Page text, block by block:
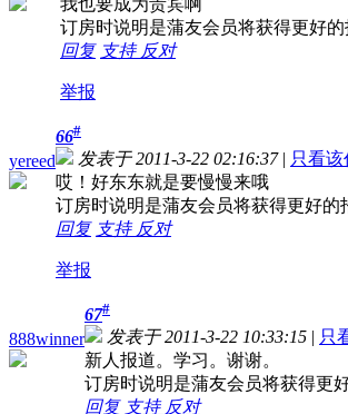
我也要成为贵宾啊
订房时说明是蒲友会员将获得更好
回复 支持 反对
举报
yereed
66#
发表于 2011-3-22 02:16:37 | 只看该
哎！好东东就是要慢慢来哦
订房时说明是蒲友会员将获得更好的
回复 支持 反对
举报
888winner
67#
发表于 2011-3-22 10:33:15 | 只
新人报道。学习。谢谢。
订房时说明是蒲友会员将获得更
回复 支持 反对